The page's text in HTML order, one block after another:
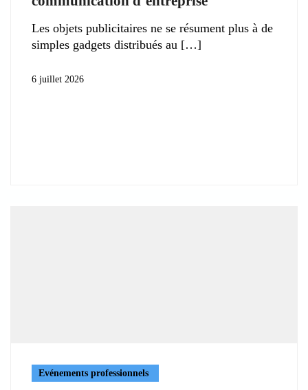
Les objets publicitaires ne se résument plus à de
simples gadgets distribués au
6 juillet 2026
Evénements professionnels